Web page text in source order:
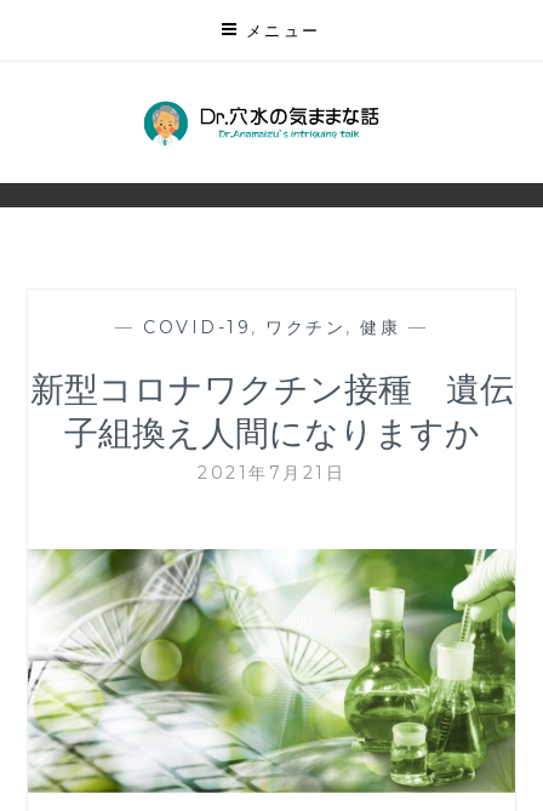
に
ス
メニュー
DR.穴水の気ままな話
無数にある未来を予測する
— COVID-19 , ワクチン , 健康 —
新型コロナワクチン接種 遺伝
子組換え人間になりますか
2021年7月21日